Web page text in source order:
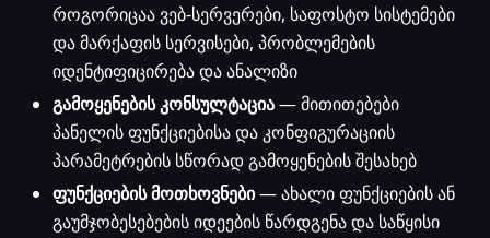
როგორიცაა ვებ-სერვერები, საფოსტო სისტემები
და მარქაფის სერვისები, პრობლემების
იდენტიფიცირება და ანალიზი
გამოყენების კონსულტაცია— მითითებები
პანელის ფუნქციებისა და კონფიგურაციის
პარამეტრების სწორად გამოყენების შესახებ
ფუნქციების მოთხოვნები— ახალი ფუნქციების ან
გაუმჯობესებების იდეების წარდგენა და საწყისი